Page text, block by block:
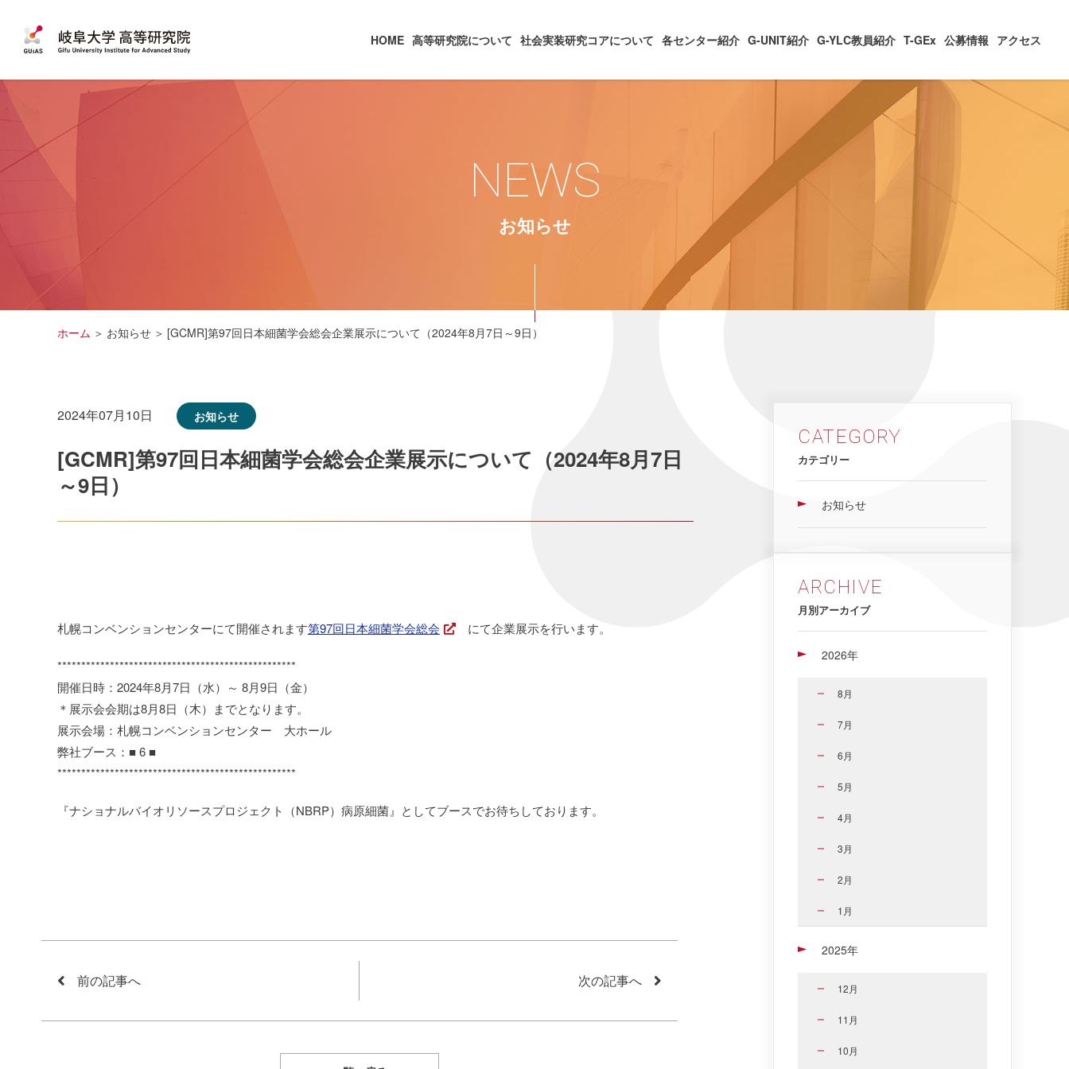
HOME 高等研究院について 社会実装研究コアについて 各センター紹介 G-UNIT紹介 G-YLC教員紹介 T-GEx 公募情報 アクセス
お知らせ
NEWS
ホーム お知らせ [GCMR]第97回日本細菌学会総会企業展示について（2024年8月7日～9日）
2024年07月10日 お知らせ
[GCMR]第97回日本細菌学会総会企業展示について（2024年8月7日
～9日）
札幌コンベンションセンターにて開催されます第97回日本細菌学会総会 にて企業展示を行います。
**************************************************
開催日時：2024年8月7日（水）～ 8月9日（金）
＊展示会会期は8月8日（木）までとなります。
展示会場：札幌コンベンションセンター 大ホール
弊社ブース：■ 6 ■
**************************************************
『ナショナルバイオリソースプロジェクト（NBRP）病原細菌』としてブースでお待ちしております。
前の記事へ 次の記事へ
CATEGORY
カテゴリー
お知らせ
ARCHIVE
月別アーカイブ
2026年
8月
7月
6月
5月
4月
3月
2月
1月
2025年
12月
11月
10月